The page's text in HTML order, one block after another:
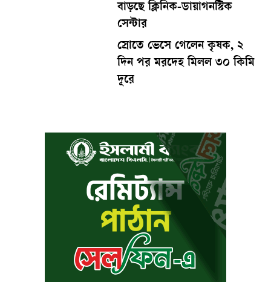
বাড়ছে ক্লিনিক-ডায়াগনস্টিক
সেন্টার
স্রোতে ভেসে গেলেন কৃষক, ২
দিন পর মরদেহ মিলল ৩০ কিমি
দূরে